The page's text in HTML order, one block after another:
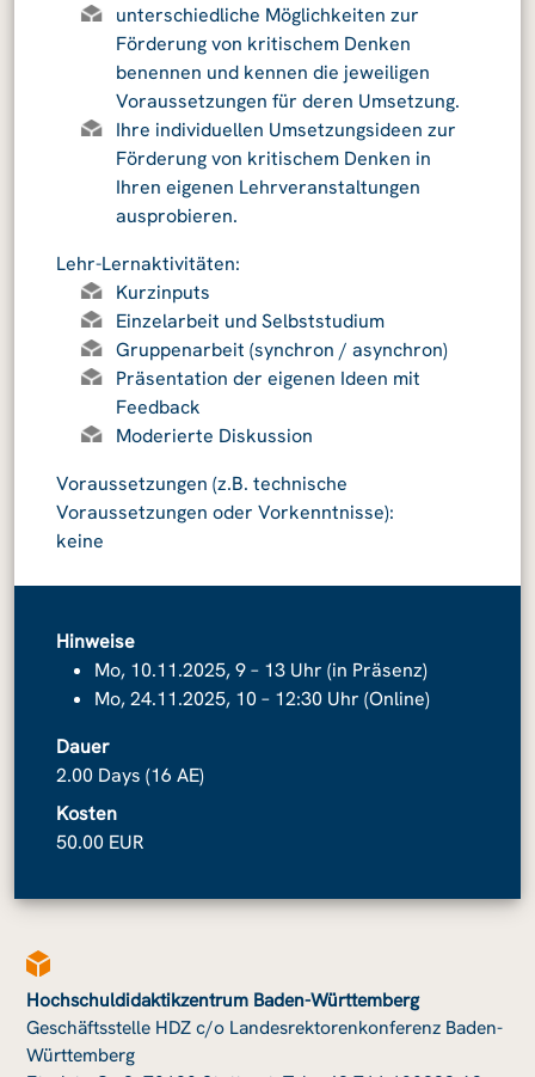
unterschiedliche Möglichkeiten zur
Förderung von kritischem Denken
benennen und kennen die jeweiligen
Voraussetzungen für deren Umsetzung.
Ihre individuellen Umsetzungsideen zur
Förderung von kritischem Denken in
Ihren eigenen Lehrveranstaltungen
ausprobieren.
Lehr-Lernaktivitäten:
Kurzinputs
Einzelarbeit und Selbststudium
Gruppenarbeit (synchron / asynchron)
Präsentation der eigenen Ideen mit
Feedback
Moderierte Diskussion
Voraussetzungen (z.B. technische
Voraussetzungen oder Vorkenntnisse):
keine
Hinweise
Mo, 10.11.2025, 9 – 13 Uhr (in Präsenz)
Mo, 24.11.2025, 10 – 12:30 Uhr (Online)
Dauer
2.00 Days (16 AE)
Kosten
50.00 EUR
Hochschuldidaktikzentrum Baden-Württemberg
Geschäftsstelle HDZ c/o Landesrektorenkonferenz Baden-
Württemberg